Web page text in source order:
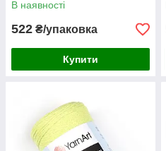
В наявності
522 ₴/упаковка
Купити